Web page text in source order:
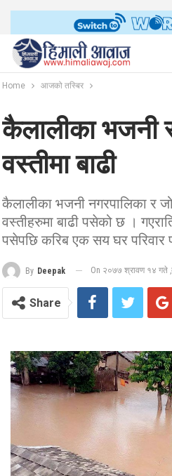
Home आजको तस्बिर
कैलालीका भजनी
वस्तीमा बाढी
कैलालीका भजनी नगरपालिका र
वस्तीहरुमा बाढी पसेको छ ।
पसेपछि करिब एक सय घर परिवार
By Deepak On २०७७ श्रावण १४ गते
Share